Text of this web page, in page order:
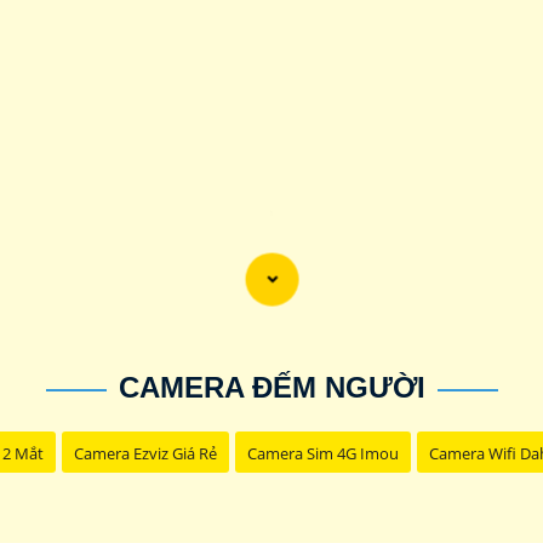
CAMERA ĐẾM NGƯỜI
Mắt Camera Ezviz Giá Rẻ Camera Sim 4G Imou Camera Wifi